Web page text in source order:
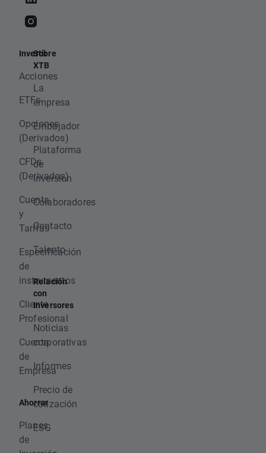
Invertir
Acciones
ETFs
Opciones
(Derivados)
CFDs
(Derivados)
Cuenta
y
Tarifas
Especificación
de
instrumentos
Cliente
Profesional
Cuenta
de
Empresa
Ahorrar
Planes
de
Sobre
XTB
La
empresa
Embajador
Plataforma
de
inversión
Colaboradores
Contacto
Talento
Relación
con
Inversores
Noticias
corporativas
Informes
Precio de
cotización
ESG